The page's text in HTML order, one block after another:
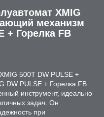
XMIG
механизм
+ Горелка FB
500T DW PULSE +
PULSE + Горелка FB
инструмент, идеально
задач. Он
при